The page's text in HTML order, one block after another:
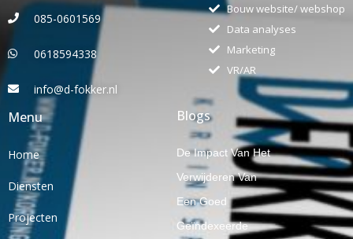
085-0601569
0618594338
info@d-fokker.nl
Bouw website/ webshop
Data analyses
Marketing
VR/AR
Menu
Home
Diensten
Projecten
Blogs
De Impact Van Het
Verwijderen Van
Een Goed
Geïndexeerde